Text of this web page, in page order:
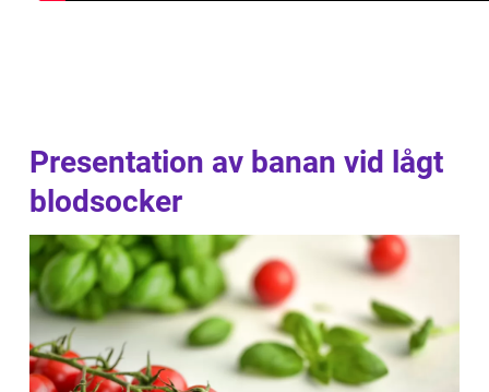
Presentation av banan vid lågt
blodsocker